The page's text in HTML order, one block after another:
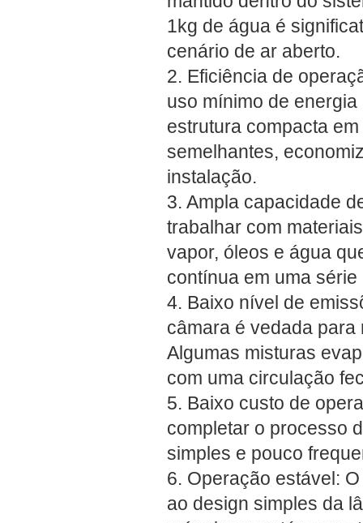
1kg de água é
cenário de ar aberto.
2. Eficiência de
uso mínimo de
estrutura compacta
semelhantes,
instalação.
3. Ampla capacidade
trabalhar com
vapor, óleos e água
contínua em uma
4. Baixo nível de
câmara é vedada
Algumas misturas
com uma circulação
5. Baixo custo de
completar o processo
simples e pouco
6. Operação estável:
ao design simples da